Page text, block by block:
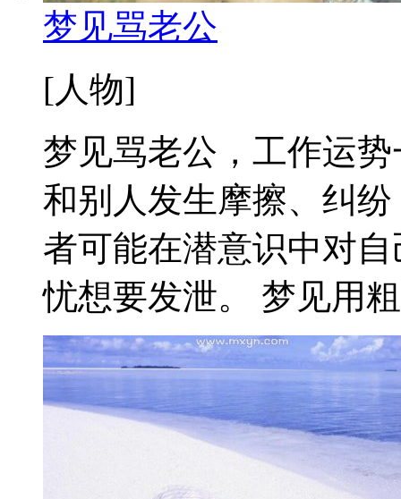
梦见骂老公
[人物]
梦见骂老公，工作运
和别人发生摩擦、纠
者可能在潜意识中对
忧想要发泄。 梦见用